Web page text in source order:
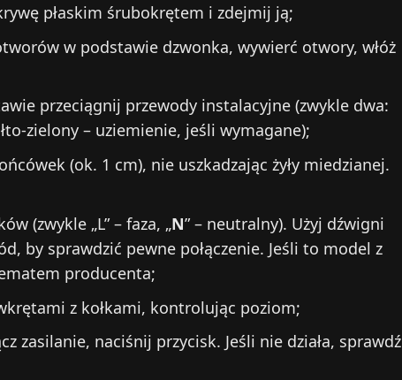
płaskim śrubokrętem i zdejmij ją;
w podstawie dzwonka, wywierć otwory, włóż
przeciągnij przewody instalacyjne (zwykle dwa:
zielony – uziemienie, jeśli wymagane);
(ok. 1 cm), nie uszkadzając żyły miedzianej.
(zwykle „L” – faza, „N” – neutralny). Użyj dźwigni
by sprawdzić pewne połączenie. Jeśli to model z
producenta;
z kołkami, kontrolując poziom;
zasilanie, naciśnij przycisk. Jeśli nie działa, sprawdź